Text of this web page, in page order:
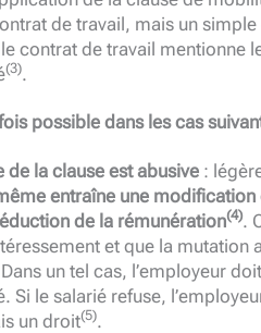
de travail, mais un
contrat de travail mentionne
(3).
possible dans les cas
de la clause est abusive :
entraîne une
de la rémunération(4).
et que la
un tel cas, l’employeur
Si le salarié refuse,
un droit(5).